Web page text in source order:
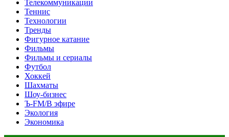
Телекоммуникации
Теннис
Технологии
Тренды
Фигурное катание
Фильмы
Фильмы и сериалы
Футбол
Хоккей
Шахматы
Шоу-бизнес
Ъ-FM/В эфире
Экология
Экономика